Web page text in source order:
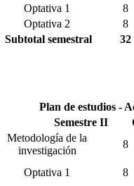
Optativa 1
8
Optativa 2
8
Subtotal semestral 32
Plan de estudios -
Semestre II
Metodología de la
investigación
8
Optativa 1
8